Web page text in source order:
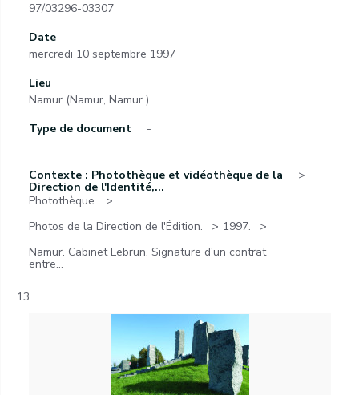
97/03296-03307
Date
mercredi 10 septembre 1997
Lieu
Namur (Namur, Namur )
Type de document
-
Contexte : Photothèque et vidéothèque de la
Direction de l'Identité,...
Photothèque.
Photos de la Direction de l'Édition.
1997.
Namur. Cabinet Lebrun. Signature d'un contrat
entre...
13